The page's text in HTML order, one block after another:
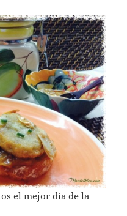
el mejor día de la